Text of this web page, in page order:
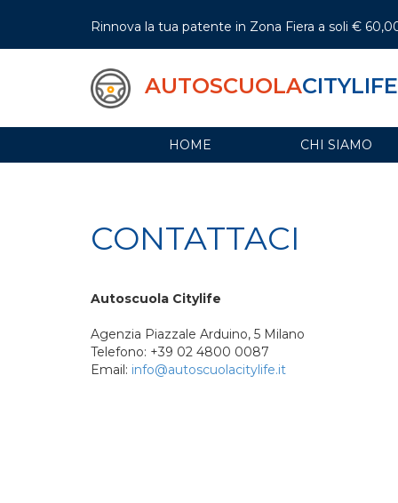
Rinnova la tua patente in Zona Fiera a soli €
AUTOSCUOLA
HOME CHI SIAMO
CONTATTACI
Autoscuola Citylife
Agenzia Piazzale Arduino, 5 Milano
Telefono: +39 02 4800 0087
Email: info@autoscuolacitylife.it